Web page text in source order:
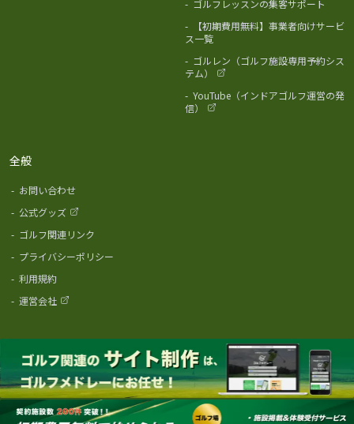
- ゴルフレッスンの集客サポート
-
【初期費用無料】事業者向けサービ
ス一覧
- ゴルレン（ゴルフ施設専用予約シス
テム）
- YouTube（インドアゴルフ運営の発
信）
全般
- お問い合わせ
- 公式グッズ
- ゴルフ関連リンク
- プライバシーポリシー
- 利用規約
- 運営会社